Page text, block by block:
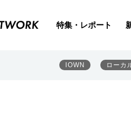
特集・レポート
IOWN ローカ